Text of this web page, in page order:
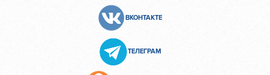
ВКОНТАКТЕ
ТЕЛЕГРАМ